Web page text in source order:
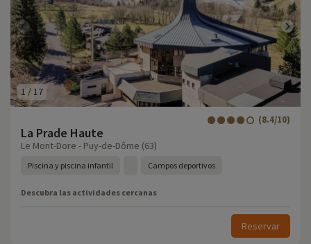
1 / 17
La Prade Haute
(8.4/10)
Le Mont-Dore - Puy-de-Dôme (63)
Piscina y piscina infantil Campos deportivos
Descubra las actividades cercanas
Reservar